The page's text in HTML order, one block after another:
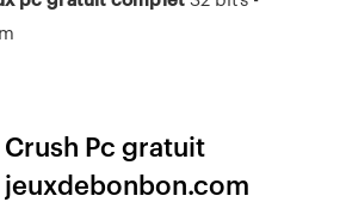
Pc gratuit